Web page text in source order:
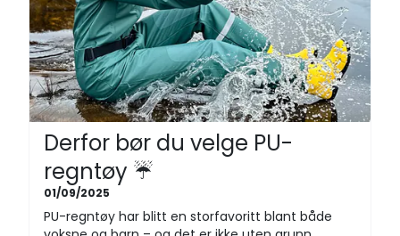
Derfor bør du velge PU-
regntøy ☔
01/09/2025
PU-regntøy har blitt en storfavoritt blant både